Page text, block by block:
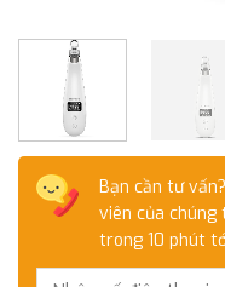
Bạn cần tư
viên của chúng
trong 10 phút